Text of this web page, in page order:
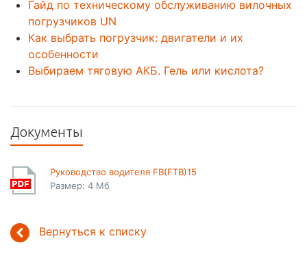
Гайд по техническому обслуживанию вилочных
погрузчиков UN
Как выбрать погрузчик: двигатели и их
особенности
Выбираем тяговую АКБ. Гель или кислота?
Документы
Руководство водителя FB(FTB)15
Размер: 4 Мб
Вернуться к списку